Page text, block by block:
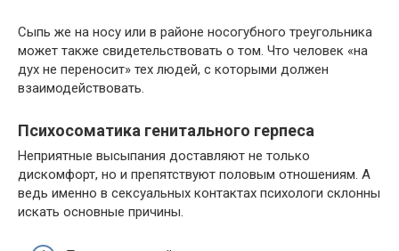
Сыпь же на носу или в районе носогубного треугольника
может также свидетельствовать о том. Что человек «на
дух не переносит» тех людей, с которыми должен
взаимодействовать.
Психосоматика генитального герпеса
Неприятные высыпания доставляют не только
дискомфорт, но и препятствуют половым отношениям. А
ведь именно в сексуальных контактах психологи склонны
искать основные причины.